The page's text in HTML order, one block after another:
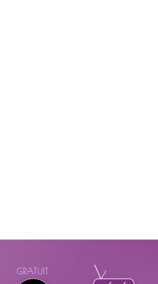
GRATUIT